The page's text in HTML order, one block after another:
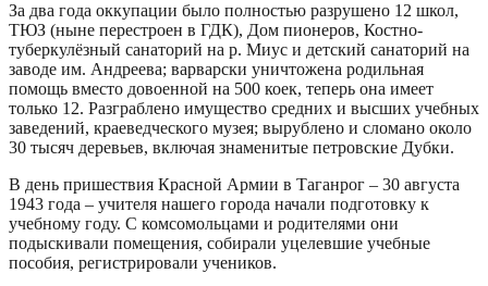
За два года оккупации было полностью разрушено 12 школ,
ТЮЗ (ныне перестроен в ГДК), Дом пионеров, Костно-
туберкулёзный санаторий на р. Миус и детский санаторий на
заводе им. Андреева; варварски уничтожена родильная
помощь вместо довоенной на 500 коек, теперь она имеет
только 12. Разграблено имущество средних и высших учебных
заведений, краеведческого музея; вырублено и сломано около
30 тысяч деревьев, включая знаменитые петровские Дубки.
В день пришествия Красной Армии в Таганрог – 30 августа
1943 года – учителя нашего города начали подготовку к
учебному году. С комсомольцами и родителями они
подыскивали помещения, собирали уцелевшие учебные
пособия, регистрировали учеников.